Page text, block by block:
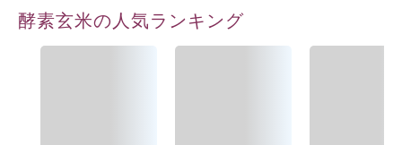
酵素玄米の人気ランキング